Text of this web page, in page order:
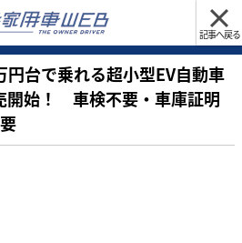
記事へ戻る
台で乗れる超小型EV自動車
開始！ 車検不要・車庫証明